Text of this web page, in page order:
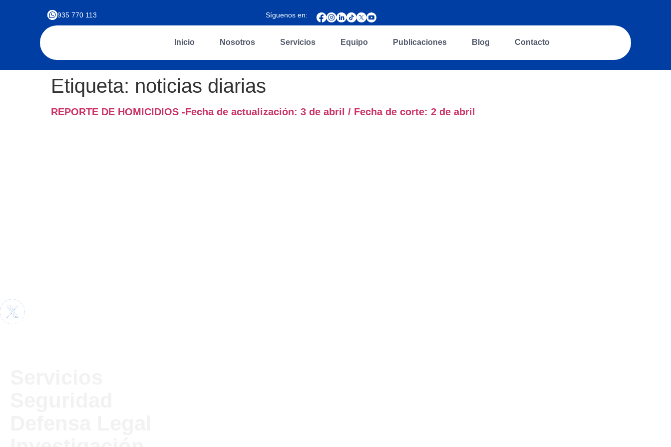
935 770 113 Síguenos en:
Inicio Nosotros Servicios Equipo Publicaciones Blog Contacto
Etiqueta: noticias diarias
REPORTE DE HOMICIDIOS -Fecha de actualización: 3 de abril / Fecha de corte: 2 de abril